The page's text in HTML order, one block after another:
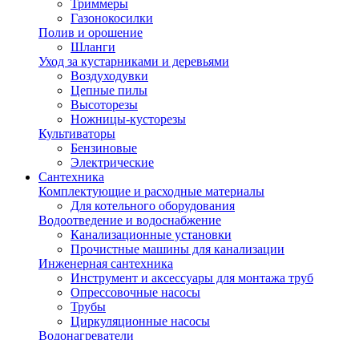
Триммеры
Газонокосилки
Полив и орошение
Шланги
Уход за кустарниками и деревьями
Воздуходувки
Цепные пилы
Высоторезы
Ножницы-кусторезы
Культиваторы
Бензиновые
Электрические
Сантехника
Комплектующие и расходные материалы
Для котельного оборудования
Водоотведение и водоснабжение
Канализационные установки
Прочистные машины для канализации
Инженерная сантехника
Инструмент и аксессуары для монтажа труб
Опрессовочные насосы
Трубы
Циркуляционные насосы
Водонагреватели